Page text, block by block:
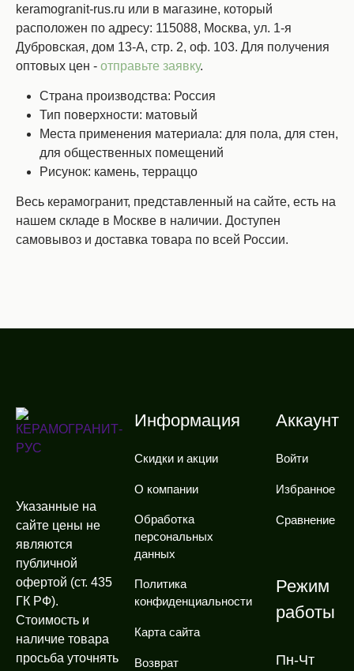
keramogranit-rus.ru или в магазине, который
расположен по адресу: 115088, Москва, ул. 1-я
Дубровская, дом 13-А, стр. 2, оф. 103. Для получения
оптовых цен - отправьте заявку.
Страна производства: Россия
Тип поверхности: матовый
Места применения материала: для пола, для стен,
для общественных помещений
Рисунок: камень, терраццо
Весь керамогранит, представленный на сайте, есть на
нашем складе в Москве в наличии. Доступен
самовывоз и доставка товара по всей России.
Указанные на
сайте цены не
являются
публичной
офертой (ст. 435
ГК РФ).
Стоимость и
наличие товара
просьба уточнять
Информация
Скидки и акции
О компании
Обработка
персональных
данных
Политика
конфиденциальности
Карта сайта
Возврат
Аккаунт
Войти
Избранное
Сравнение
Режим
работы
Пн-Чт